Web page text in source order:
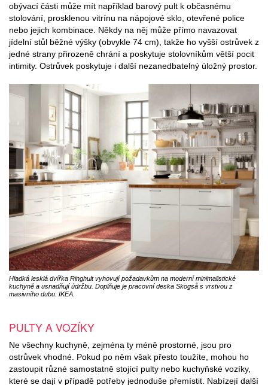
obývací části může mít například barový pult k občasnému
stolování, prosklenou vitrínu na nápojové sklo, otevřené police
nebo jejich kombinace. Někdy na něj může přímo navazovat
jídelní stůl běžné výšky (obvykle 74 cm), takže ho vyšší ostrůvek z
jedné strany přirozeně chrání a poskytuje stolovníkům větší pocit
intimity. Ostrůvek poskytuje i další nezanedbatelný úložný prostor.
Hladká lesklá dvířka Ringhult vyhovují požadavkům na moderní minimalistické
kuchyně a usnadňují údržbu. Doplňuje je pracovní deska Skogså s vrstvou z
masivního dubu. IKEA.
PULTY A VOZÍKY
Ne všechny kuchyně, zejména ty méně prostorné, jsou pro
ostrůvek vhodné. Pokud po něm však přesto toužíte, mohou ho
zastoupit různé samostatně stojící pulty nebo kuchyňské vozíky,
které se dají v případě potřeby jednoduše přemístit. Nabízejí další